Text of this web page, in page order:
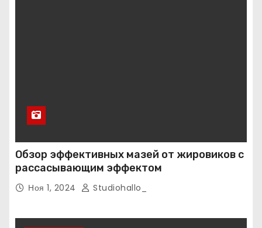
Обзор эффективных мазей от жировиков с
рассасывающим эффектом
Ноя 1, 2024 Studiohallo_